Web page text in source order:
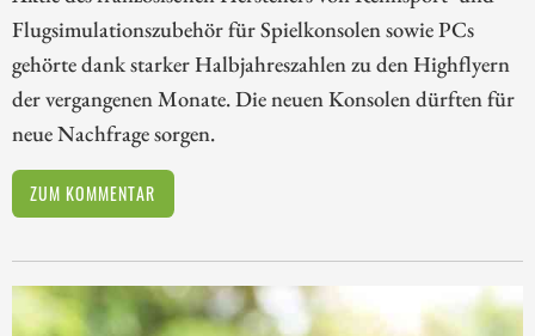
Flugsimulationszubehör für Spielkonsolen sowie PCs
gehörte dank starker Halbjahreszahlen zu den Highflyern
der vergangenen Monate. Die neuen Konsolen dürften für
neue Nachfrage sorgen.
ZUM KOMMENTAR